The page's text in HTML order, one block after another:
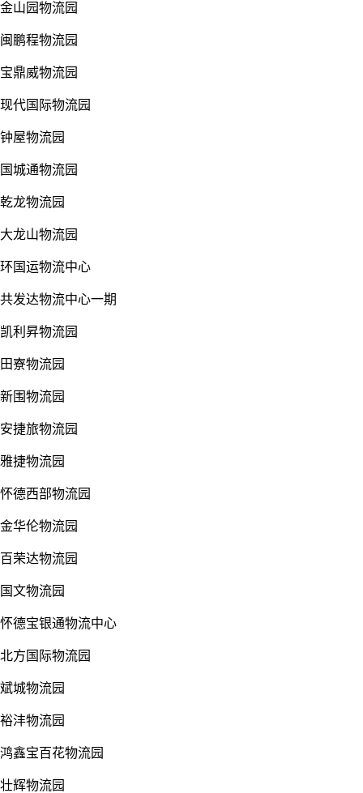
金山园物流园
闽鹏程物流园
宝鼎威物流园
现代国际物流园
钟屋物流园
国城通物流园
乾龙物流园
大龙山物流园
环国运物流中心
共发达物流中心一期
凯利昇物流园
田寮物流园
新围物流园
安捷旅物流园
雅捷物流园
怀德西部物流园
金华伦物流园
百荣达物流园
国文物流园
怀德宝银通物流中心
北方国际物流园
斌城物流园
裕沣物流园
鸿鑫宝百花物流园
壮辉物流园